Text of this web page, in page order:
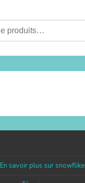
En savoir plus sur snowflike